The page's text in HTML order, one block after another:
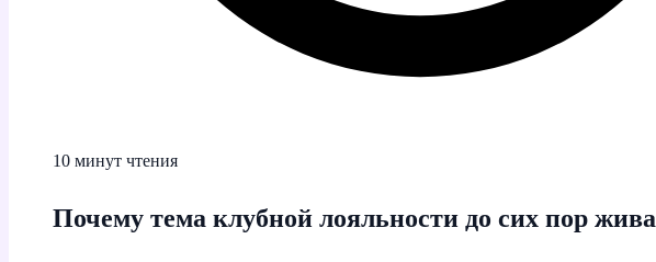
10 минут чтения
Почему тема клубной лояльности до сих пор жива